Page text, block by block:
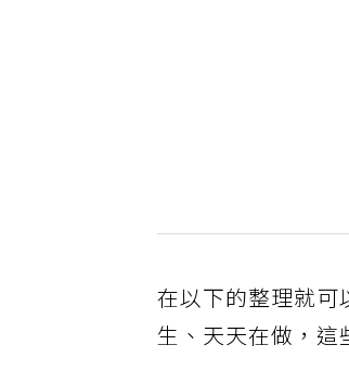
在以下的整理就可
生、天天在做，這